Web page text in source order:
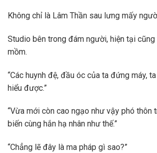
Không chỉ là Lâm Thần sau lưng mấy
Studio bên trong đám người, hiện tại
mồm.
“Các huynh đệ, đầu óc của ta đứng máy,
hiểu được.”
“Vừa mới còn cao ngạo như vậy phó thôn
biến cùng hắn hạ nhân như thế.”
“Chẳng lẽ đây là ma pháp gì sao?”